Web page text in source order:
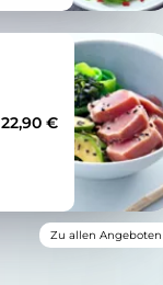
22,90 €
Zu allen Angeboten